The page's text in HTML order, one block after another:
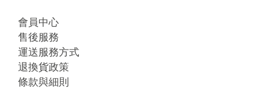
會員中心
售後服務
運送服務方式
退換貨政策
條款與細則